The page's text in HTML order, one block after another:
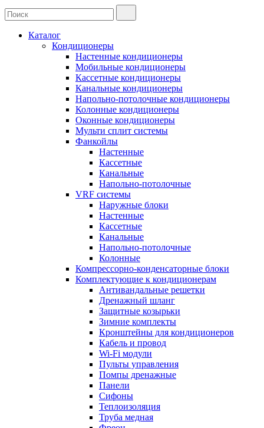
Каталог
Кондиционеры
Настенные кондиционеры
Мобильные кондиционеры
Кассетные кондиционеры
Канальные кондиционеры
Напольно-потолочные кондиционеры
Колонные кондиционеры
Оконные кондиционеры
Мульти сплит системы
Фанкойлы
Настенные
Кассетные
Канальные
Напольно-потолочные
VRF системы
Наружные блоки
Настенные
Кассетные
Канальные
Напольно-потолочные
Колонные
Компрессорно-конденсаторные блоки
Комплектующие к кондиционерам
Антивандальные решетки
Дренажный шланг
Защитные козырьки
Зимние комплекты
Кронштейны для кондиционеров
Кабель и провод
Wi-Fi модули
Пульты управления
Помпы дренажные
Панели
Сифоны
Теплоизоляция
Труба медная